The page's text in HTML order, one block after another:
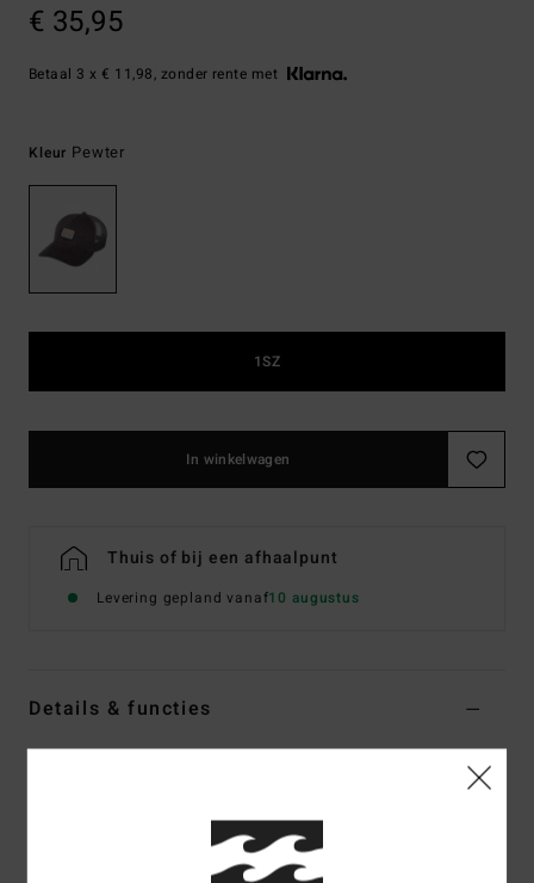
€ 35,95
Betaal 3 x € 11,98, zonder rente met
Kleur Pewter
1SZ
In winkelwagen
Thuis of bij een afhaalpunt
Levering gepland vanaf10 augustus
Details & functies